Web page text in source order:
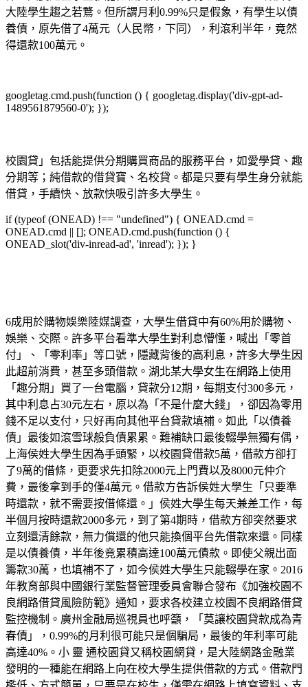
大陸學生趨之若鶩。但所謂月利0.99%只是假象，有學生以債
養債，原先借了4萬元（人民幣，下同），利滾利半年，竟然
得還款100萬元。
googletag.cmd.push(function () { googletag.display('div-gpt-ad-
1489561879560-0'); });
校園貸」包括能提供分期購買商品的服務平台，如愛學貸、趣
分期等；純借款的借貸寶、名校貸。都是只要有學生身分就能
借貸，手續快、放款快吸引許多大學生。
if (typeof (ONEAD) !== "undefined") { ONEAD.cmd =
ONEAD.cmd || []; ONEAD.cmd.push(function () {
ONEAD_slot('div-inread-ad', 'inread'); }); }
6成用於購物娛樂陸媒調查，大學生借貸中有60%用於購物、
娛樂、交際。許多平台看準大學生對利息懵懂，喊出「零首
付」、「零利率」等口號，隱藏背後的高利息，許多大學生因
此超前消費，甚至多頭借款。湖北某大學女生在網路上使用
「趣分期」買了一台電腦，貸款分12期，每期支付300多元，
其中利息占30元左右，原以為「不是什麼大錢」，卻因為零用
錢不足以支付，只好再向其他平台貸款填補。如此「以債養
債」最後如滾雪球般負債累累。難補缺口最後輟學無獨有偶，
上海侯姓大學生因為手頭緊，以校園貸借款5萬，借款方卻打
了9萬的借條，更要求先扣除2000元上門費以及8000元仲介
費，最後拿到手的僅4萬元。借款方告訴侯姓大學生「只要準
時還款，就不需要按借條還。」侯姓大學生每天兼差工作，每
半個月按時還款2000多元，到了第4期時，借款方卻突然要求
立刻還清餘款，無力償還的他只能換個平台先借款來還。同樣
是以債養債，半年後竟累積高達100萬元債款。即使父親出面
籌款30萬，也填補不了，如今侯姓大學生只能輟學在家。2016
年教育部與中國銀行業監督管理委員會聯合發布《加強校園不
良網路借貸風險防範》通知，要求各校建立校園不良網路借貸
監控機制。廣州金融局巡視員也呼籲，「莫讓校園貸款成為青
春債」，0.99%的月利很可能只是個騙局，最後的年利率可能
高達40%。小 靈 通校園貸又稱校園網貸，是大陸網路金融業
發明的一種能在網路上向在校大學生提供借款的方式。借款門